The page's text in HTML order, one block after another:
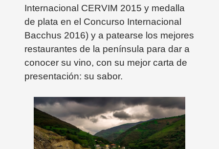
Internacional CERVIM 2015 y medalla
de plata en el Concurso Internacional
Bacchus 2016) y a patearse los mejores
restaurantes de la península para dar a
conocer su vino, con su mejor carta de
presentación: su sabor.